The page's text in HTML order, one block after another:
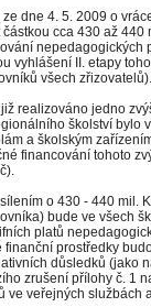
dne 4. 5. 2009 o
cca 430 až
nepedagogických
vyhlášení II. etapy
všech zřizovatelů).
realizováno jedno
školství bylo
a školským
financování tohoto
o 430 - 440 mil.
bude ve všech
platů
finanční prostředky
důsledků (jako
zrušení přílohy č. 1
ve veřejných službách